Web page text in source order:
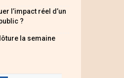
l’impact réel d’un
?
la semaine